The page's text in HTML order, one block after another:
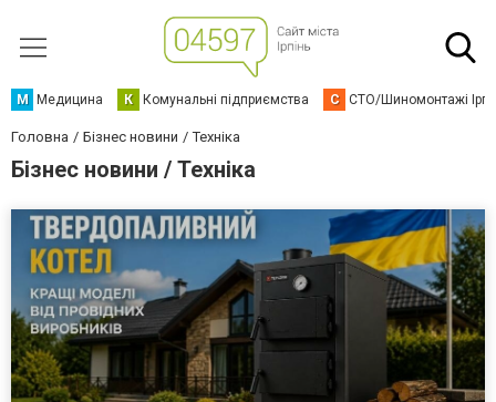
М Медицина К Комунальні підприємства С СТО/Шиномонтажі
Головна Бізнес новини Техніка
Бізнес новини / Техніка